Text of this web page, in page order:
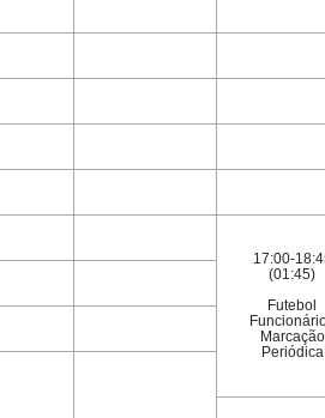
17:00-
(01:45)
Futebol
Marcação
Periódica